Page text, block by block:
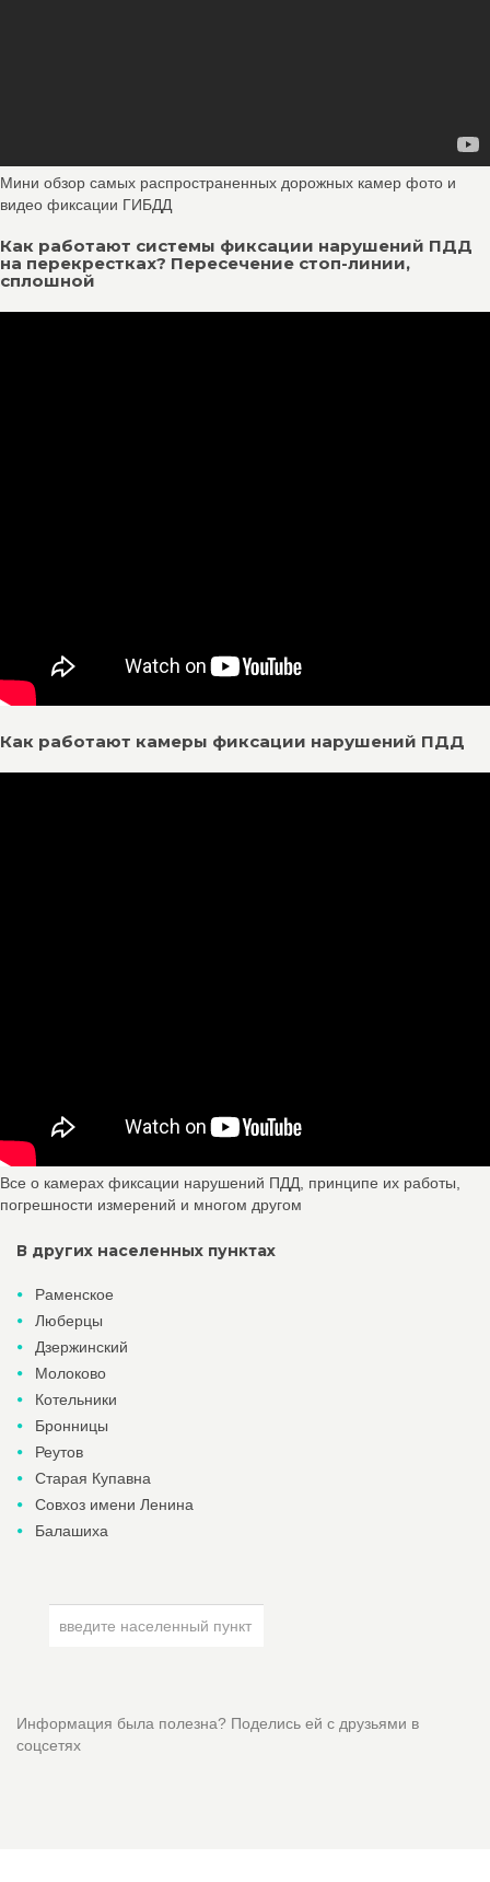
Мини обзор самых распространенных дорожных камер фото и
видео фиксации ГИБДД
Как работают системы фиксации нарушений ПДД
на перекрестках? Пересечение стоп-линии,
сплошной
Как работают камеры фиксации нарушений ПДД
Все о камерах фиксации нарушений ПДД, принципе их работы,
погрешности измерений и многом другом
В других населенных пунктах
Раменское
Люберцы
Дзержинский
Молоково
Котельники
Бронницы
Реутов
Старая Купавна
Совхоз имени Ленина
Балашиха
Информация была полезна? Поделись ей с друзьями в
соцсетях